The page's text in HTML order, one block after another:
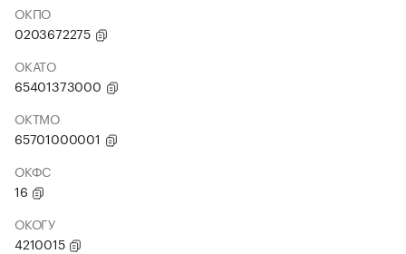
ОКПО
0203672275
ОКАТО
65401373000
ОКТМО
65701000001
ОКФС
16
ОКОГУ
4210015